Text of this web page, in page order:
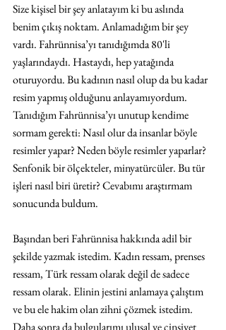
Size kişisel bir şey anlatayım ki bu aslında
benim çıkış noktam. Anlamadığım bir şey
vardı. Fahrünnisa’yı tanıdığımda 80'li
yaşlarındaydı. Hastaydı, hep yatağında
oturuyordu. Bu kadının nasıl olup da bu kadar
resim yapmış olduğunu anlayamıyordum.
Tanıdığım Fahrünnisa’yı unutup kendime
sormam gerekti: Nasıl olur da insanlar böyle
resimler yapar? Neden böyle resimler yaparlar?
Senfonik bir ölçekteler, minyatürcüler. Bu tür
işleri nasıl biri üretir? Cevabımı araştırmam
sonucunda buldum.
Başından beri Fahrünnisa hakkında adil bir
şekilde yazmak istedim. Kadın ressam, prenses
ressam, Türk ressam olarak değil de sadece
ressam olarak. Elinin jestini anlamaya çalıştım
ve bu ele hakim olan zihni çözmek istedim.
Daha sonra da bulgularımı ulusal ve cinsiyet